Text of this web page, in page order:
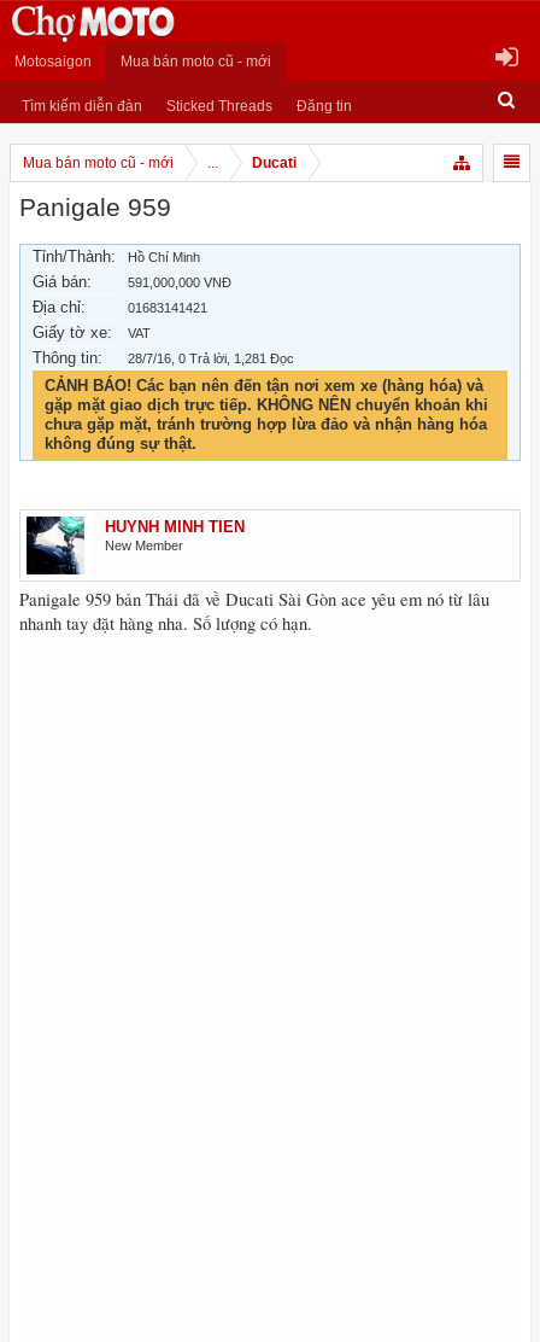
Motosaigon Mua bán moto cũ - mới
Tìm kiếm diễn đàn Sticked Threads Đăng tin
Mua bán moto cũ - mới ... Ducati
Panigale 959
Tỉnh/Thành: Hồ Chí Minh
Giá bán: 591,000,000 VNĐ
Địa chỉ: 01683141421
Giấy tờ xe: VAT
Thông tin: 28/7/16 , 0 Trả lời, 1,281 Đọc
CẢNH BÁO! Các bạn nên đến tận nơi xem xe (hàng hóa) và
gặp mặt giao dịch trực tiếp. KHÔNG NÊN chuyển khoản khi
chưa gặp mặt, tránh trường hợp lừa đảo và nhận hàng hóa
không đúng sự thật.
HUYNH MINH TIEN
New Member
Panigale 959 bản Thái đã về Ducati Sài Gòn ace yêu em nó từ lâu
nhanh tay đặt hàng nha. Số lượng có hạn.